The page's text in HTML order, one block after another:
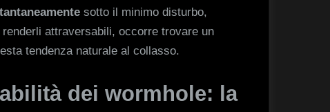
sotto il minimo disturbo,
attraversabili, occorre trovare un
tendenza naturale al collasso.
dei wormhole: la